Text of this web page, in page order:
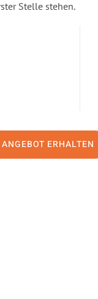
Stelle stehen.
ERHALTEN